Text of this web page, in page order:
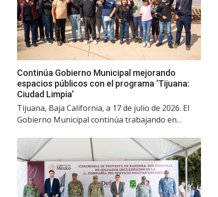
Continúa Gobierno Municipal mejorando
espacios públicos con el programa ‘Tijuana:
Ciudad Limpia’
Tijuana, Baja California, a 17 de julio de 2026. El
Gobierno Municipal continúa trabajando en…